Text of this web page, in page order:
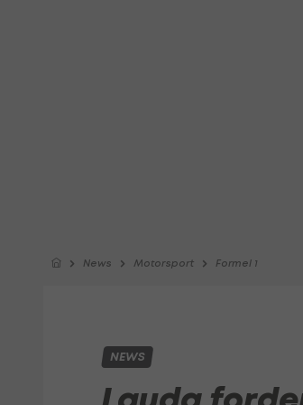
News Motorsport Formel 1
NEWS